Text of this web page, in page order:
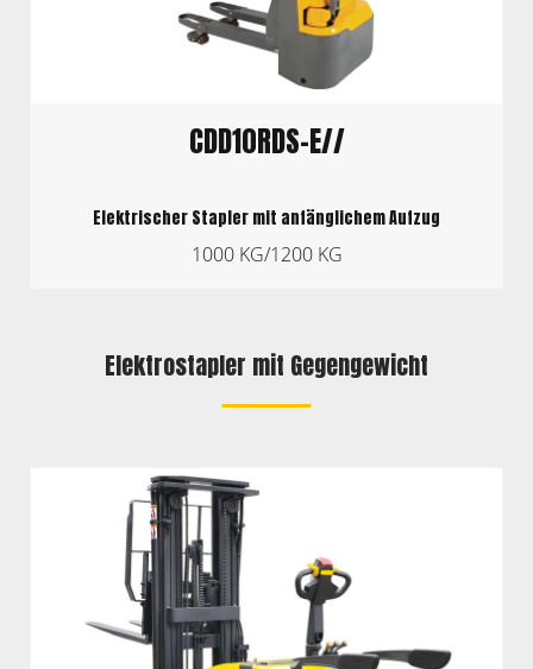
CDD10RDS-E//
Elektrischer Stapler mit anfänglichem Aufzug
1000 KG/1200 KG
Elektrostapler mit Gegengewicht